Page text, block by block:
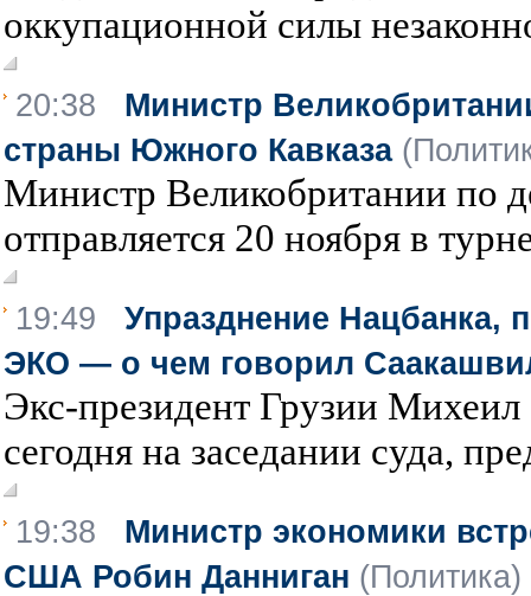
оккупационной силы
20:38 Министр
страны Южного Кавказа
Министр Великобритании по
отправляется 20 ноября в
19:49 Упразднение Нацбанка,
ЭКО — о чем говорил
Экс-президент Грузии
сегодня на заседании суда,
19:38 Министр экономики
США Робин Данниган (Политика)